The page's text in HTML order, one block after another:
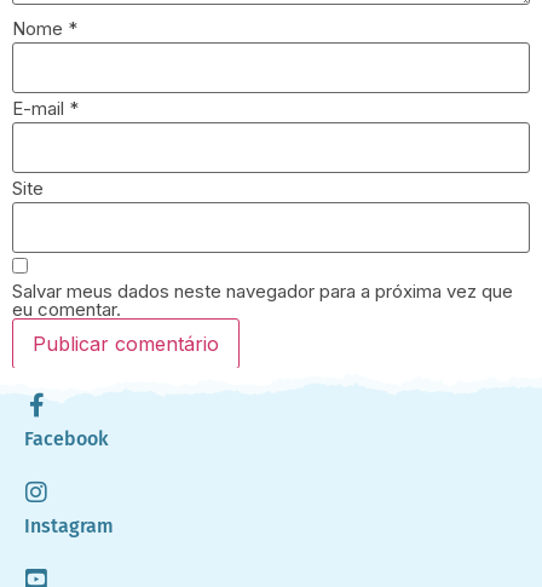
Nome *
E-mail *
Site
Salvar meus dados neste navegador para a próxima vez que
eu comentar.
Facebook
Instagram